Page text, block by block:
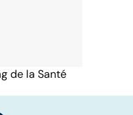
de la Santé